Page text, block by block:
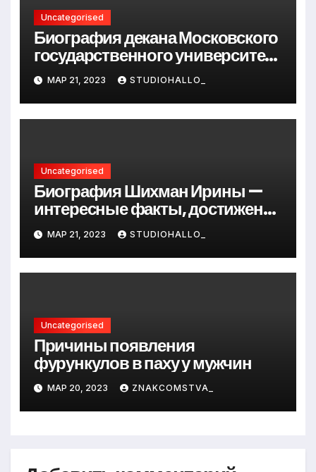
Uncategorised
Биография декана Московского
государственного университета
Андрея Сидорова — от студента
до руководителя
МАР 21, 2023 STUDIOHALLO_
Uncategorised
Биография Шихман Ирины —
интересные факты, достижения
и путь к успеху
МАР 21, 2023 STUDIOHALLO_
Uncategorised
Причины появления
фурункулов в паху у мужчин
МАР 20, 2023 ZNAKCOMSTVA_